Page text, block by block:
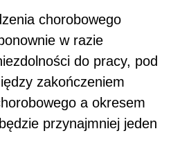
chorobowego
w razie
do pracy, pod
zakończeniem
a okresem
przynajmniej jeden